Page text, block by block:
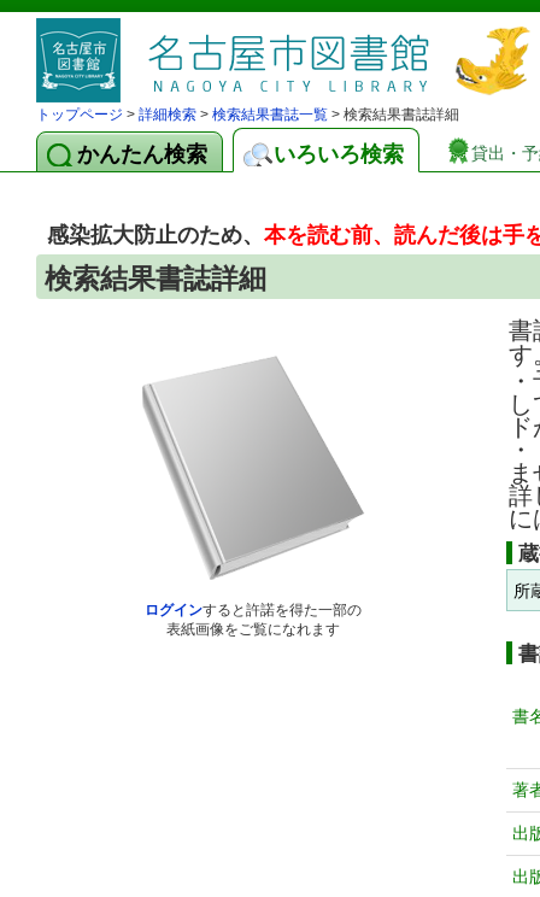
トップページ > 詳細検索 > 検索結果書誌一覧 > 検索結果書誌詳細
かんたん検索 いろいろ検索 貸出・
感染拡大防止のため、本を読む前、読んだ後は手
検索結果書誌詳細
ログインすると許諾を得た一部の
表紙画像をご覧になれます
書
す
詳
に
所
書
著
出
出